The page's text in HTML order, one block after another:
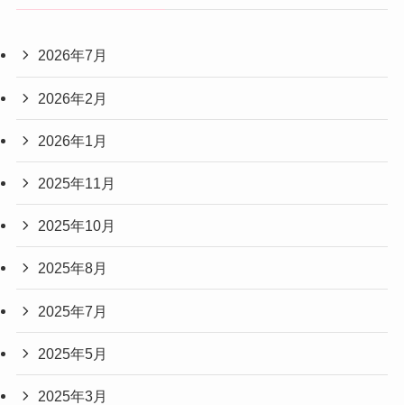
2026年7月
2026年2月
2026年1月
2025年11月
2025年10月
2025年8月
2025年7月
2025年5月
2025年3月